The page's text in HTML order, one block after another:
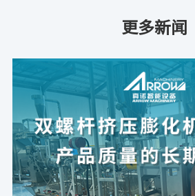
更多新闻